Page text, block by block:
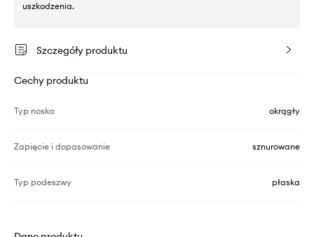
uszkodzenia.
Szczegóły produktu
Cechy produktu
Typ noska okrągły
Zapięcie i dopasowanie sznurowane
Typ podeszwy płaska